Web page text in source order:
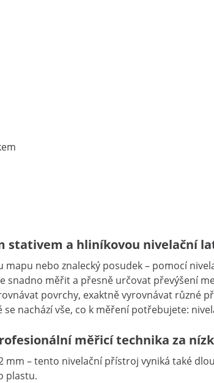
stativem a hliníkovou nivelační
nebo znalecký posudek – pomocí
snadno měřit a přesně určovat převýšení
povrchy, exaktně vyrovnávat různé
nachází vše, co k měření potřebujete:
měřicí technika za
mm – tento nivelační přístroj vyniká také
plastu.